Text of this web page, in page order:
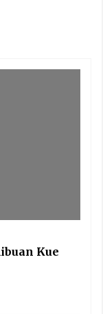
Kue